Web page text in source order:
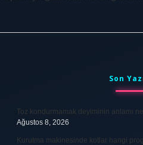
Son
Toz kondurmamak deyiminin anlamı
Ağustos 8, 2026
Kurutma makinesinde kotlar hangi